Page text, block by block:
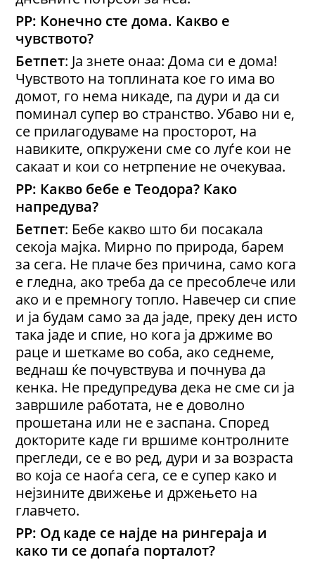
РР: Конечно сте дома. Какво е
чувството?
Бетпет: Ја знете онаа: Дома си е дома!
Чувството на топлината кое го има во
домот, го нема никаде, па дури и да си
поминал супер во странство. Убаво ни е,
се прилагодуваме на просторот, на
навиките, опкружени сме со луѓе кои не
сакаат и кои со нетрпение не очекуваа.
РР: Какво бебе е Теодора? Како
напредува?
Бетпет: Бебе какво што би посакала
секоја мајка. Мирно по природа, барем
за сега. Не плаче без причина, само кога
е гледна, ако треба да се пресоблече или
ако и е премногу топло. Навечер си спие
и ја будам само за да јаде, преку ден исто
така јаде и спие, но кога ја држиме во
раце и шеткаме во соба, ако седнеме,
веднаш ќе почувствува и почнува да
кенка. Не предупредува дека не сме си ја
завршиле работата, не е доволно
прошетана или не е заспана. Според
докторите каде ги вршиме контролните
прегледи, се е во ред, дури и за возраста
во која се наоѓа сега, се е супер како и
нејзините движење и држењето на
главчето.
РР: Од каде се најде на рингераја и
како ти се допаѓа порталот?